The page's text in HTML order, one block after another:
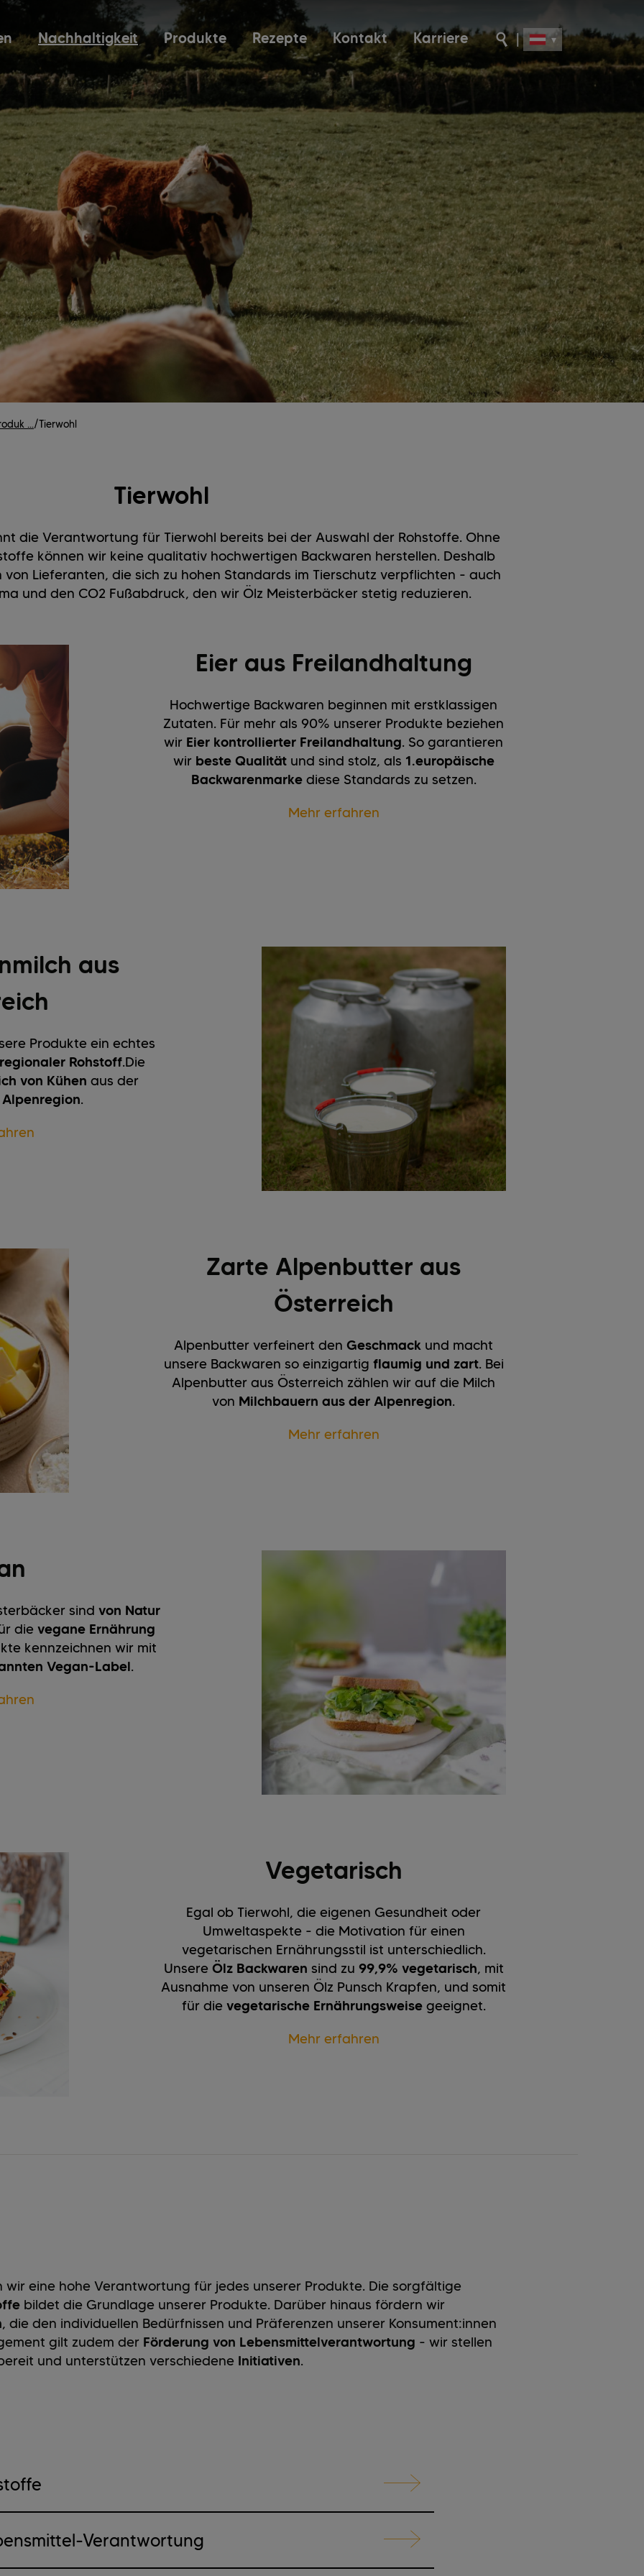
Nachhaltigkeit Produkte Rezepte Kontakt Karriere |
.../Tierwohl
Tierwohl
die Verantwortung für Tierwohl bereits bei der Auswahl der Rohstoffe. Ohne
können wir keine qualitativ hochwertigen Backwaren herstellen. Deshalb
Lieferanten, die sich zu hohen Standards im Tierschutz verpflichten - auch
und den CO2 Fußabdruck, den wir Ölz Meisterbäcker stetig reduzieren.
Eier aus Freilandhaltung
Hochwertige Backwaren beginnen mit erstklassigen
Zutaten. Für mehr als 90% unserer Produkte beziehen
wir Eier kontrollierter Freilandhaltung. So garantieren
wir beste Qualitätund sind stolz, als 1.europäische
Backwarenmarkediese Standards zu setzen.
Mehr erfahren
aus
Produkte ein echtes
Rohstoff.Die
von Kühen aus der
.
Zarte Alpenbutter aus
Österreich
Alpenbutter verfeinert den Geschmack und macht
unsere Backwaren so einzigartig flaumig und zart. Bei
Alpenbutter aus Österreich zählen wir auf die Milch
von Milchbauern aus der Alpenregion.
Mehr erfahren
sind von Natur
die vegane Ernährung
kennzeichnen wir mit
Vegan-Label.
Vegetarisch
Egal ob Tierwohl, die eigenen Gesundheit oder
Umweltaspekte - die Motivation für einen
vegetarischen Ernährungsstil ist unterschiedlich.
Unsere Ölz Backwaren sind zu 99,9% vegetarisch, mit
Ausnahme von unseren Ölz Punsch Krapfen, und somit
für die vegetarische Ernährungsweise geeignet.
Mehr erfahren
eine hohe Verantwortung für jedes unserer Produkte. Die sorgfältige
bildet die Grundlage unserer Produkte. Darüber hinaus fördern wir
, die den individuellen Bedürfnissen und Präferenzen unserer Konsument:innen
gilt zudem der Förderung von Lebensmittelverantwortung - wir stellen
und unterstützen verschiedene Initiativen.
Verantwortung